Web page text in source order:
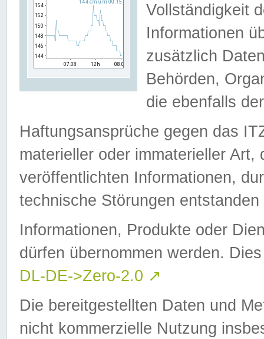
Vollständigkeit
Informationen
zusätzlich
Behörden,
die ebenfalls
Haftungsansprüche gegen das
materieller oder immaterieller
veröffentlichten Informationen,
technische Störungen
Informationen, Produkte oder
dürfen übernommen werden.
DL-DE->Zero-2.0 ↗
Die bereitgestellten Daten und
nicht kommerzielle Nutzung